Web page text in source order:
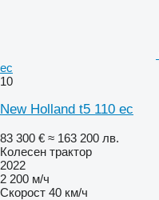
ec
10
New Holland t5 110 ec
83 300 € ≈ 163 200 лв.
Колесен трактор
2022
2 200 м/ч
Скорост 40 км/ч